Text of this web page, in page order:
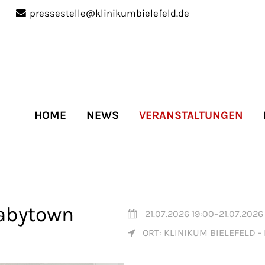
pressestelle@klinikumbielefeld.de
HOME NEWS VERANSTALTUNGEN
21.07.2026
ORT: KLINIKUM BIELEFELD -